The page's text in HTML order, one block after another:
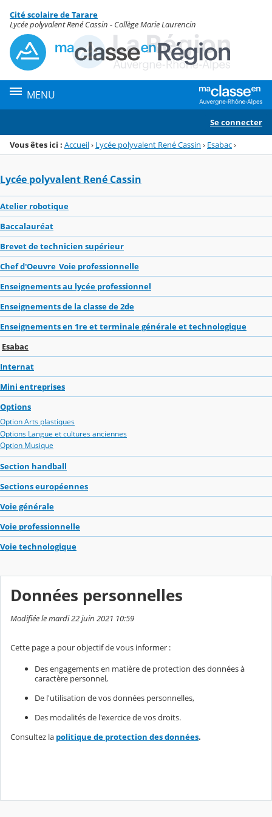
Menu de la rubrique
Contenu
Cité scolaire de Tarare
Lycée polyvalent René Cassin - Collège Marie Laurencin
MENU
Se connecter
Vous êtes ici : Accueil› Lycée polyvalent René Cassin › Esabac›
Lycée polyvalent René Cassin
Atelier robotique
Baccalauréat
Brevet de technicien supérieur
Chef d'Oeuvre_Voie professionnelle
Enseignements au lycée professionnel
Enseignements de la classe de 2de
Enseignements en 1re et terminale générale et technologique
Esabac
Internat
Mini entreprises
Options
Option Arts plastiques
Options Langue et cultures anciennes
Option Musique
Section handball
Sections européennes
Voie générale
Voie professionnelle
Voie technologique
Données personnelles
Modifiée le mardi 22 juin 2021 10:59
Cette page a pour objectif de vous informer :
Des engagements en matière de protection des données à
caractère personnel,
De l'utilisation de vos données personnelles,
Des modalités de l'exercice de vos droits.
Consultez la politique de protection des données.